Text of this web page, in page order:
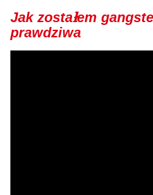
Jak zostałem
prawdziwa